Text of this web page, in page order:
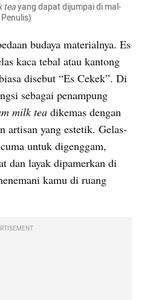
tea yang dapat dijumpai di mal-
budaya materialnya. Es
kaca tebal atau kantong
disebut “Es Cekek”. Di
sebagai penampung
milk tea dikemas dengan
artisan yang estetik. Gelas-
untuk digenggam,
dan layak dipamerkan di
kamu di ruang